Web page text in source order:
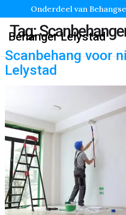
Onderdeel van
Behanger Lelystad
Tag:
Scanbehang voor
Lelystad